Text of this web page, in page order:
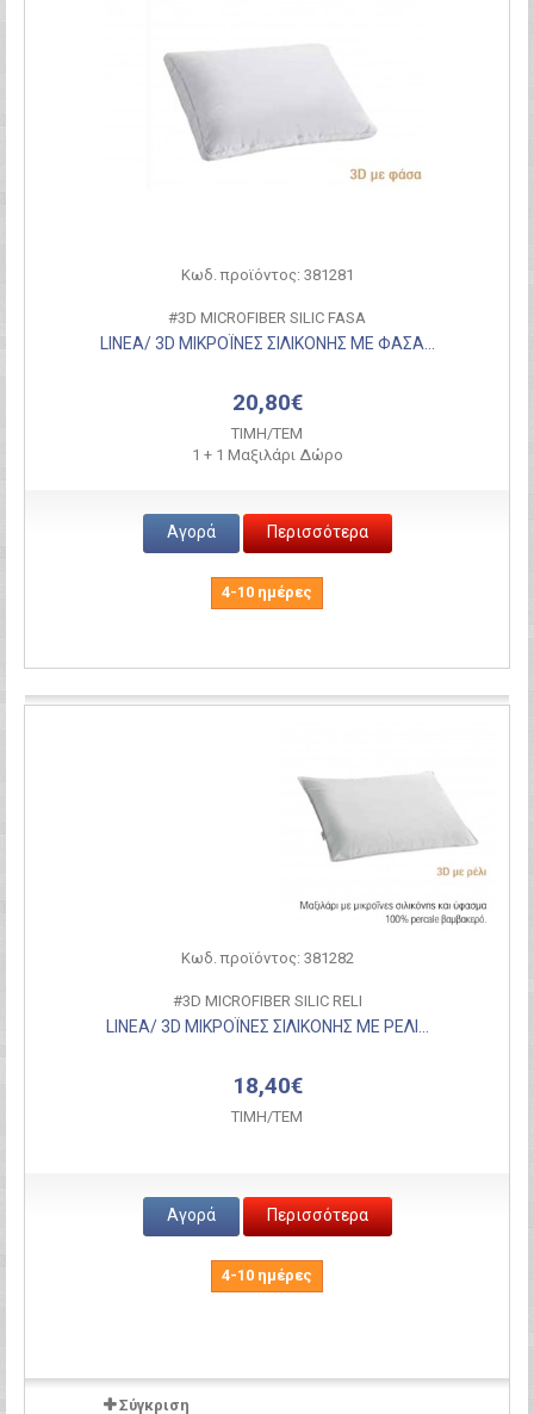
Κωδ. προϊόντος: 381281
#3D MICROFIBER SILIC FASA
LINEA/ 3D ΜΙΚΡΟΪΝΕΣ ΣΙΛΙΚΟΝΗΣ ΜΕ ΦΑΣΑ...
20,80€
ΤΙΜH/ΤΕΜ
1 + 1 Μαξιλάρι Δώρο
Αγορά Περισσότερα
4-10 ημέρες
Κωδ. προϊόντος: 381282
#3D MICROFIBER SILIC RELI
LINEA/ 3D ΜΙΚΡΟΪΝΕΣ ΣΙΛΙΚΟΝΗΣ ΜΕ ΡΕΛΙ...
18,40€
ΤΙΜH/ΤΕΜ
Αγορά Περισσότερα
4-10 ημέρες
Σύγκριση